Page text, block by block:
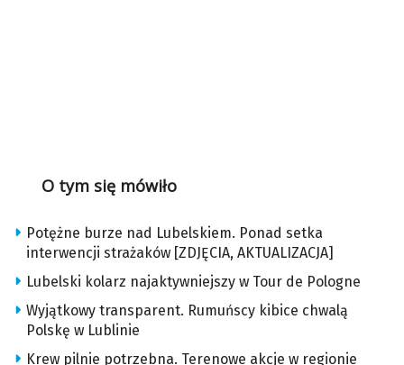
O tym się mówiło
Potężne burze nad Lubelskiem. Ponad setka
interwencji strażaków [ZDJĘCIA, AKTUALIZACJA]
Lubelski kolarz najaktywniejszy w Tour de Pologne
Wyjątkowy transparent. Rumuńscy kibice chwalą
Polskę w Lublinie
Krew pilnie potrzebna. Terenowe akcje w regionie